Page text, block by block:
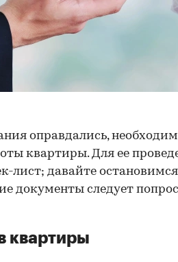
оправдались,
квартиры. Для ее
лист; давайте остановимся
документы следует
квартиры